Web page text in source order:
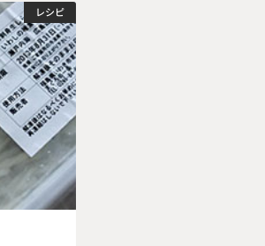
レシピ